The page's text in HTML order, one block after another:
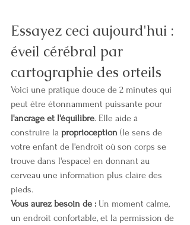
Essayez ceci aujourd'hui :
éveil cérébral par
cartographie des orteils
Voici une pratique douce de 2 minutes qui
peut être étonnamment puissante pour
l'ancrage et l'équilibre. Elle aide à
construire la proprioception (le sens de
votre enfant de l'endroit où son corps se
trouve dans l'espace) en donnant au
cerveau une information plus claire des
pieds.
Vous aurez besoin de : Un moment calme,
un endroit confortable, et la permission de